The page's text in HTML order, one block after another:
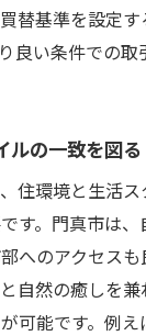
替基準を設定
良い条件での
ルの一致を図る
住環境と生活
す。門真市は
へのアクセス
自然の癒しを
可能です。例